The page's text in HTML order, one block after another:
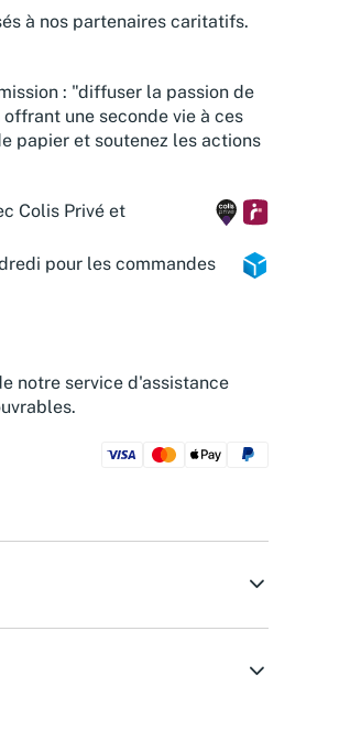
à nos partenaires caritatifs.
: "diffuser la passion de
une seconde vie à ces
papier et soutenez les actions
Colis Privé et
pour les commandes
notre service d'assistance